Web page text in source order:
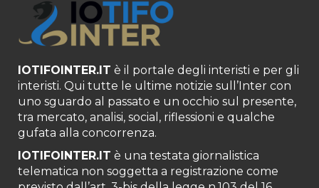
IOTIFOINTER.IT è il portale degli interisti e per gli
interisti. Qui tutte le ultime notizie sull’Inter con
uno sguardo al passato e un occhio sul presente,
tra mercato, analisi, social, riflessioni e qualche
gufata alla concorrenza.
IOTIFOINTER.IT è una testata giornalistica
telematica non soggetta a registrazione come